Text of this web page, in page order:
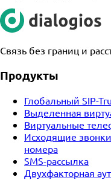
Связь без границ и
Продукты
Глобальный SIP-
Выделенная
Виртуальные
Исходящие
номера
SMS-рассылка
Двухфакторная